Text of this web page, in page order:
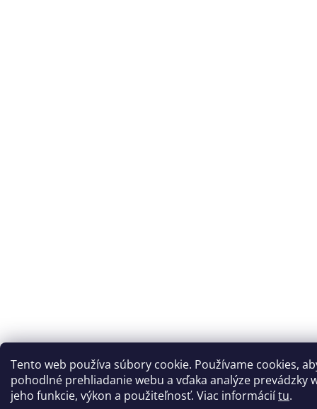
Tento web používa súbory cookie. Používame cookies,
pohodlné prehliadanie webu a vďaka analýze prevádzky
jeho funkcie, výkon a použiteľnosť. Viac informáciítu.